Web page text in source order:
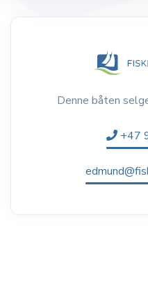
Denne båten
+47